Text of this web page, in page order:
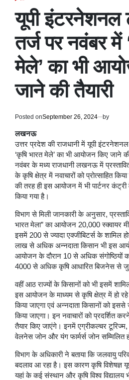
यूपी इंटरनेशनल
तर्ज पर नवंबर में
मेले’ का भी
जाने की तैयारी
Posted onSeptember 26, 2024 by
लखनऊ
उत्तर प्रदेश की राजधानी में यूपी
‘कृषि भारत मेले’ का भी आयोजन किए जाने
नवंबर के मध्य राजधानी लखनऊ में
के कृषि क्षेत्र में नवाचारों को प्रोत्साहित
की तरह ही इस आयोजन में भी पार्टनर
किया गया है।
विभाग से मिली जानकारी के अनुसार,
भारत मेला” का आयोजन 20,000 स्क्वायर
इसमें 200 से ज्यादा एक्जीबिटर्स के शामिल
लाख से अधिक अन्नदाता किसान भी इस
आयोजन के दौरान 10 से अधिक संगोष्ठियों
4000 से अधिक कृषि आधारित बिजनेस से
वहीं आठ राज्यों के किसानों को भी इसमें
इस आयोजन के माध्यम से कृषि क्षेत्र में हो रहे
किया जाएगा एवं अन्नदाता किसानों को
किया जाएगा। इन नवाचारों को
तैयार किए जाएंगे। इनमें एग्रीकल्चर टूरिज्म,
वेलनेस जोन और यंग फार्मर्स जोन सम्मिलित
विभाग के अधिकारी ने बताया कि जलवायु
बदलाव आ रहा है। इस कारण कृषि विशेषज्ञ
यहां के कई संस्थान और कृषि विश्व